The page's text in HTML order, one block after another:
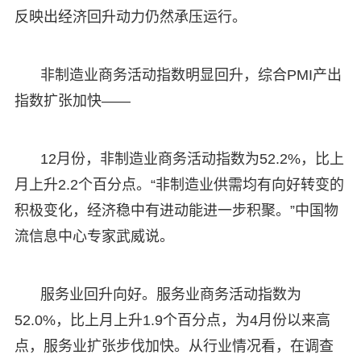
反映出经济回升动力仍然承压运行。
非制造业商务活动指数明显回升，综合PMI产出
指数扩张加快——
12月份，非制造业商务活动指数为52.2%，比上
月上升2.2个百分点。“非制造业供需均有向好转变的
积极变化，经济稳中有进动能进一步积聚。”中国物
流信息中心专家武威说。
服务业回升向好。服务业商务活动指数为
52.0%，比上月上升1.9个百分点，为4月份以来高
点，服务业扩张步伐加快。从行业情况看，在调查